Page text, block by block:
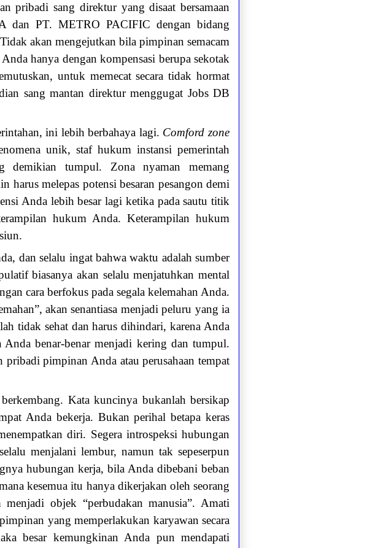
pribadi sang direktur yang disaat bersamaan
dan PT. METRO PACIFIC dengan bidang
akan mengejutkan bila pimpinan semacam
hanya dengan kompensasi berupa sekotak
untuk memecat secara tidak hormat
sang mantan direktur menggugat Jobs DB
ini lebih berbahaya lagi. Comford zone
unik, staf hukum instansi pemerintah
demikian tumpul. Zona nyaman memang
harus melepas potensi besaran pesangon demi
Anda lebih besar lagi ketika pada sautu titik
hukum Anda. Keterampilan hukum
dan selalu ingat bahwa waktu adalah sumber
biasanya akan selalu menjatuhkan mental
cara berfokus pada segala kelemahan Anda.
akan senantiasa menjadi peluru yang ia
tidak sehat dan harus dihindari, karena Anda
benar-benar menjadi kering dan tumpul.
pimpinan Anda atau perusahaan tempat
Kata kuncinya bukanlah bersikap
Anda bekerja. Bukan perihal betapa keras
diri. Segera introspeksi hubungan
menjalani lembur, namun tak sepeserpun
hubungan kerja, bila Anda dibebani beban
kesemua itu hanya dikerjakan oleh seorang
objek “perbudakan manusia”. Amati
yang memperlakukan karyawan secara
besar kemungkinan Anda pun mendapati